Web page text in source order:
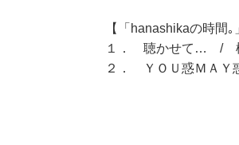
【「hanashikaの時間
１． 聴かせて… /
２． ＹＯＵ惑ＭＡ